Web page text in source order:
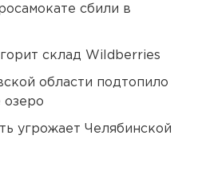
сбили в
склад Wildberries
области подтопило
угрожает Челябинской